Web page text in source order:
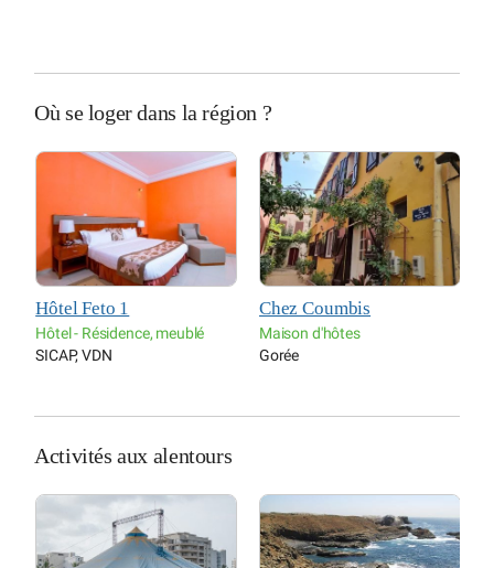
Où se loger dans la région ?
Hôtel Feto 1
Hôtel - Résidence, meublé
SICAP, VDN
Chez Coumbis
Maison d'hôtes
Gorée
Activités aux alentours